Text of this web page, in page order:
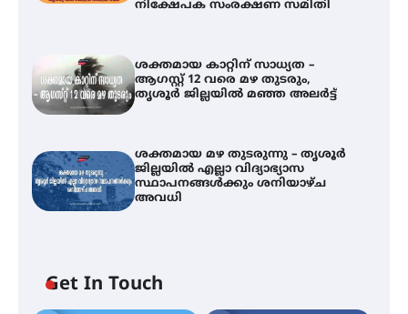
നിക്ഷേപക സംരക്ഷണ സമിതി
ശക്തമായ കാറ്റിന് സാധ്യത –
ആഗസ്റ്റ് 12 വരെ മഴ തുടരും,
തൃശൂർ ജില്ലയിൽ മഞ്ഞ അലർട്ട്
ശക്തമായ മഴ തുടരുന്നു – തൃശൂർ
ജില്ലയിൽ എല്ലാ വിദ്യാഭ്യാസ
സ്ഥാപനങ്ങൾക്കും ശനിയാഴ്ച
അവധി
Get In Touch
ഐ.ടി.യു. ബാങ്കിലെ
നിക്ഷേപകർക്ക് പണം തിരികെ